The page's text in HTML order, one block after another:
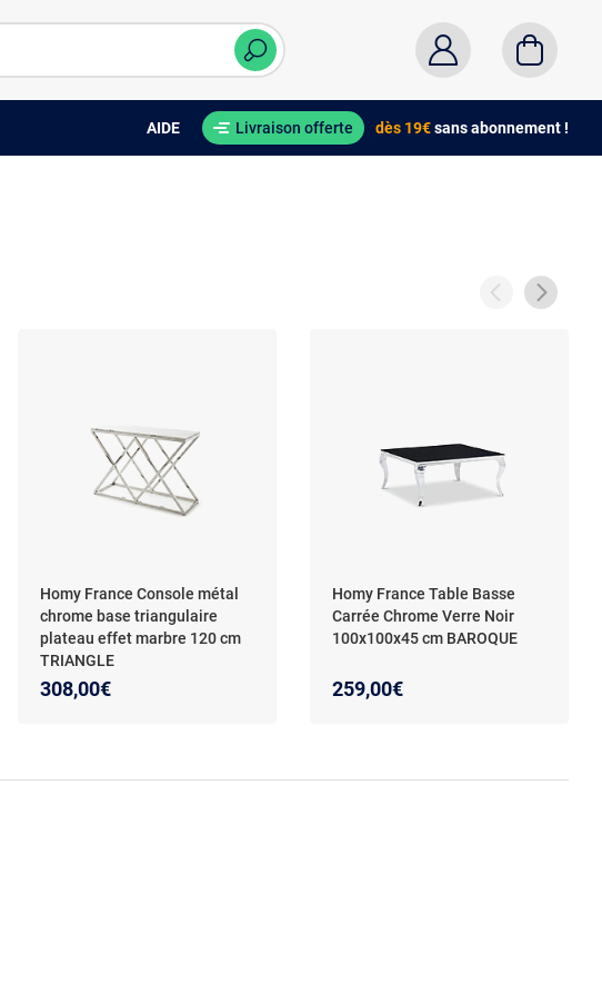
AIDE Livraison offerte dès 19€sans abonnement !
Homy France Console métal
chrome base triangulaire
plateau effet marbre 120 cm
TRIANGLE
308,00€
Homy France Table Basse
Carrée Chrome Verre Noir
100x100x45 cm BAROQUE
259,00€